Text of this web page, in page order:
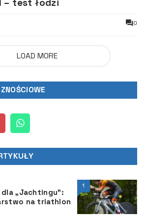
– test łodzi
0
LOAD MORE
1
dla „Jachtingu”:
na triathlon